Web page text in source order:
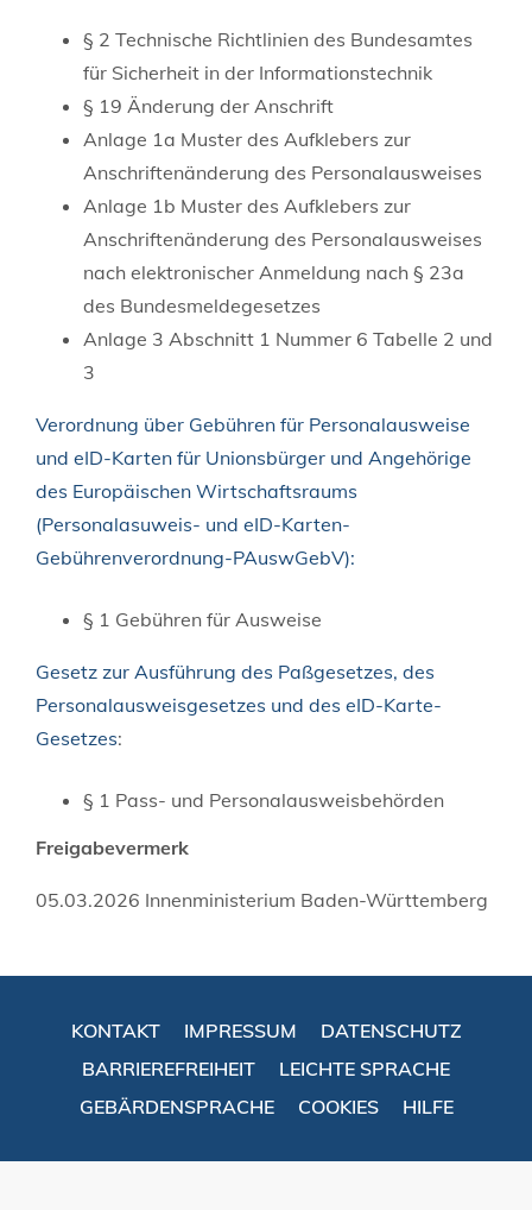
§ 2 Technische Richtlinien des Bundesamtes
für Sicherheit in der Informationstechnik
§ 19 Änderung der Anschrift
Anlage 1a Muster des Aufklebers zur
Anschriftenänderung des Personalausweises
Anlage 1b Muster des Aufklebers zur
Anschriftenänderung des Personalausweises
nach elektronischer Anmeldung nach § 23a
des Bundesmeldegesetzes
Anlage 3 Abschnitt 1 Nummer 6 Tabelle 2 und
3
Verordnung über Gebühren für Personalausweise
und eID-Karten für Unionsbürger und Angehörige
des Europäischen Wirtschaftsraums
(Personalasuweis- und eID-Karten-
Gebührenverordnung-PAuswGebV):
§ 1 Gebühren für Ausweise
Gesetz zur Ausführung des Paßgesetzes, des
Personalausweisgesetzes und des eID-Karte-
Gesetzes:
§ 1 Pass- und Personalausweisbehörden
Freigabevermerk
05.03.2026 Innenministerium Baden-Württemberg
KONTAKT IMPRESSUM
DATENSCHUTZ
BARRIEREFREIHEIT
LEICHTE SPRACHE
GEBÄRDENSPRACHE
COOKIES HILFE